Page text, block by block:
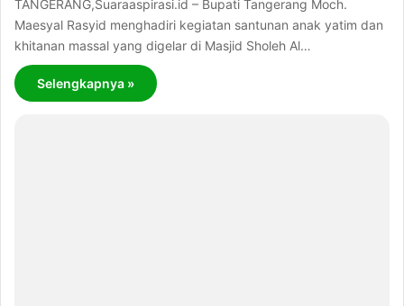
TANGERANG,Suaraaspirasi.id – Bupati Tangerang Moch.
Maesyal Rasyid menghadiri kegiatan santunan anak yatim dan
khitanan massal yang digelar di Masjid Sholeh Al…
Selengkapnya »